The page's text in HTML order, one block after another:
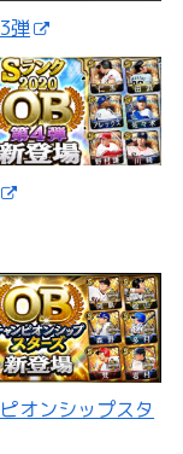
弾
オンシップスタ